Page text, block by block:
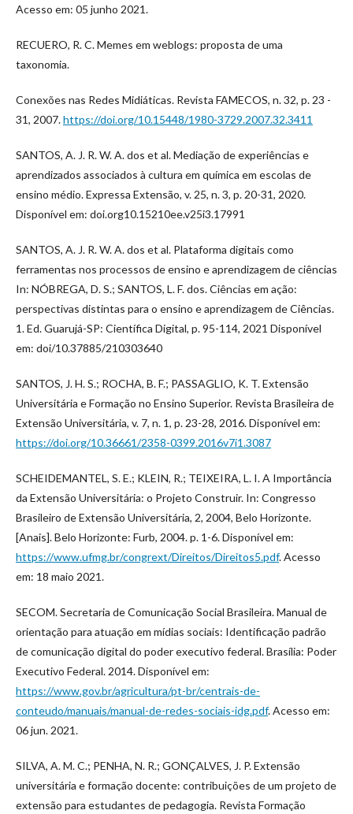
Acesso em: 05 junho 2021.
RECUERO, R. C. Memes em weblogs: proposta de uma
taxonomia.
Conexões nas Redes Midiáticas. Revista FAMECOS, n. 32, p. 23 -
31, 2007.https://doi.org/10.15448/1980-3729.2007.32.3411
SANTOS, A. J. R. W. A. dos et al. Mediação de experiências e
aprendizados associados à cultura em química em escolas de
ensino médio. Expressa Extensão, v. 25, n. 3, p. 20-31, 2020.
Disponível em: doi.org10.15210ee.v25i3.17991
SANTOS, A. J. R. W. A. dos et al. Plataforma digitais como
ferramentas nos processos de ensino e aprendizagem de ciências
In: NÓBREGA, D. S.; SANTOS, L. F. dos. Ciências em ação:
perspectivas distintas para o ensino e aprendizagem de Ciências.
1. Ed. Guarujá-SP: Científica Digital, p. 95-114, 2021 Disponível
em: doi/10.37885/210303640
SANTOS, J. H. S.; ROCHA, B. F.; PASSAGLIO, K. T. Extensão
Universitária e Formação no Ensino Superior. Revista Brasileira de
Extensão Universitária, v. 7, n. 1, p. 23-28, 2016. Disponível em:
https://doi.org/10.36661/2358-0399.2016v7i1.3087
SCHEIDEMANTEL, S. E.; KLEIN, R.; TEIXEIRA, L. I. A Importância
da Extensão Universitária: o Projeto Construir. In: Congresso
Brasileiro de Extensão Universitária, 2, 2004, Belo Horizonte.
[Anais]. Belo Horizonte: Furb, 2004. p. 1-6. Disponível em:
https://www.ufmg.br/congrext/Direitos/Direitos5.pdf. Acesso
em: 18 maio 2021.
SECOM. Secretaria de Comunicação Social Brasileira. Manual de
orientação para atuação em mídias sociais: Identificação padrão
de comunicação digital do poder executivo federal. Brasília: Poder
Executivo Federal. 2014. Disponível em:
https://www.gov.br/agricultura/pt-br/centrais-de-
conteudo/manuais/manual-de-redes-sociais-idg.pdf. Acesso em:
06 jun. 2021.
SILVA, A. M. C.; PENHA, N. R.; GONÇALVES, J. P. Extensão
universitária e formação docente: contribuições de um projeto de
extensão para estudantes de pedagogia. Revista Formação